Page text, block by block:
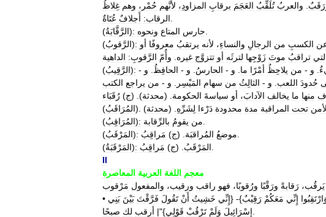
والعربُ تُلَقِّبُ العَجَمَ برقابِ المزاودِ، لأنَّهم حُمْر، وهم غِلاظُ
الرقاب: أَجلافٌ عُتَاةٌ
(الرَّقَّابَةُ): حارس المتاع ونحوه
(الرَّقوبُ): الكسبِ من الرجالِ والنساءِ، لأنه يرتقبُ معروفًا أو
تراقبُ موتَ زَوْجِها لترثَه أو تتزوَّج غيره وأُمّ الرَّقوبِ: الداهية
(الرَّقِيبُ): و - من يلاحِظُ أمْرًا ما و - الحارسُ و - الحافِظُ و -
حُدودَ اللعب و - الثالِثُ من سهام المَيْسِر و - من يراجع الكتب
منها ما يخالف الآدابَ، أو سياسةَ الحكومة . (محدثة). (ج) رُقَبَاء
(المُرَاقَبُ). تحت المراقبة مدة محدودة دَرْءا لِشَرِّهِ . (محدثة
(المُرَاقِبُ): من يقومُ بالرِّقابة
(المَرْقَبُ): موضعُ المُراقبَة . (ج) مَراقِبُ
(المَرْقَبَةُ): المَرْقَبُ . (ج) مَراقِبُ
II
معجم اللغة العربية المعاصرة
يَرقُب، رَقابةً ورَقْبًا ورُقوبًا، فهو راقب ورقيب، والمفعول مَرْقوب
•
إِنِّي مَعَكُمْ رَقِيْبٌ}- {إِنِّي خَشِيتُ أَنْ تَقُولَ فَرَّقْتَ بَيْنَ بَنِي
إِسْرَائِيلَ وَلَمْ تَرْقُبْ قَوْلِي}"| أرقب لك صبحًا